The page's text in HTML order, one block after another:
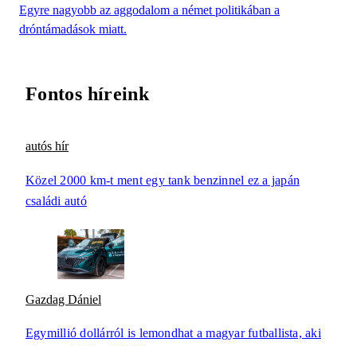
Egyre nagyobb az aggodalom a német politikában a
dróntámadások miatt.
Fontos híreink
autós hír
Közel 2000 km-t ment egy tank benzinnel ez a japán
családi autó
Gazdag Dániel
Egymillió dollárról is lemondhat a magyar futballista, aki